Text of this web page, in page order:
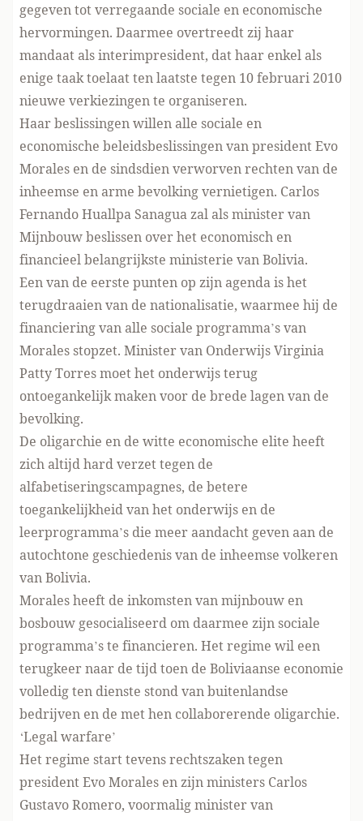
gegeven tot verregaande sociale en economische
hervormingen. Daarmee overtreedt zij haar
mandaat als interimpresident, dat haar enkel als
enige taak toelaat ten laatste tegen 10 februari 2010
nieuwe verkiezingen te organiseren.
Haar beslissingen willen alle sociale en
economische beleidsbeslissingen van president Evo
Morales en de sindsdien verworven rechten van de
inheemse en arme bevolking vernietigen. Carlos
Fernando Huallpa Sanagua zal als minister van
Mijnbouw beslissen over het economisch en
financieel belangrijkste ministerie van Bolivia.
Een van de eerste punten op zijn agenda is het
terugdraaien van de nationalisatie, waarmee hij de
financiering van alle sociale programma’s van
Morales stopzet. Minister van Onderwijs Virginia
Patty Torres moet het onderwijs terug
ontoegankelijk maken voor de brede lagen van de
bevolking.
De oligarchie en de witte economische elite heeft
zich altijd hard verzet tegen de
alfabetiseringscampagnes, de betere
toegankelijkheid van het onderwijs en de
leerprogramma’s die meer aandacht geven aan de
autochtone geschiedenis van de inheemse volkeren
van Bolivia.
Morales heeft de inkomsten van mijnbouw en
bosbouw gesocialiseerd om daarmee zijn sociale
programma’s te financieren. Het regime wil een
terugkeer naar de tijd toen de Boliviaanse economie
volledig ten dienste stond van buitenlandse
bedrijven en de met hen collaborerende oligarchie.
‘Legal warfare’
Het regime start tevens rechtszaken tegen
president Evo Morales en zijn ministers Carlos
Gustavo Romero, voormalig minister van